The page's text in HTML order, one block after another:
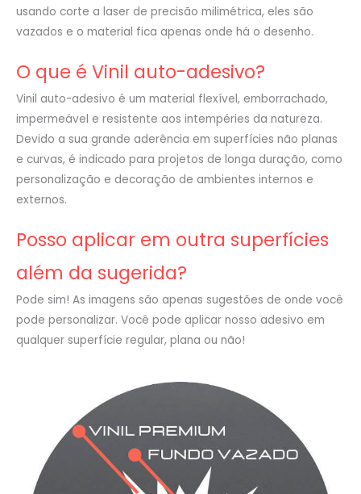
usando corte a laser de precisão milimétrica, eles são
vazados e o material fica apenas onde há o desenho.
O que é Vinil auto-adesivo?
Vinil auto-adesivo é um material flexível, emborrachado,
impermeável e resistente aos intempéries da natureza.
Devido a sua grande aderência em superfícies não planas
e curvas, é indicado para projetos de longa duração, como
personalização e decoração de ambientes internos e
externos.
Posso aplicar em outra superfícies
além da sugerida?
Pode sim! As imagens são apenas sugestões de onde você
pode personalizar. Você pode aplicar nosso adesivo em
qualquer superfície regular, plana ou não!